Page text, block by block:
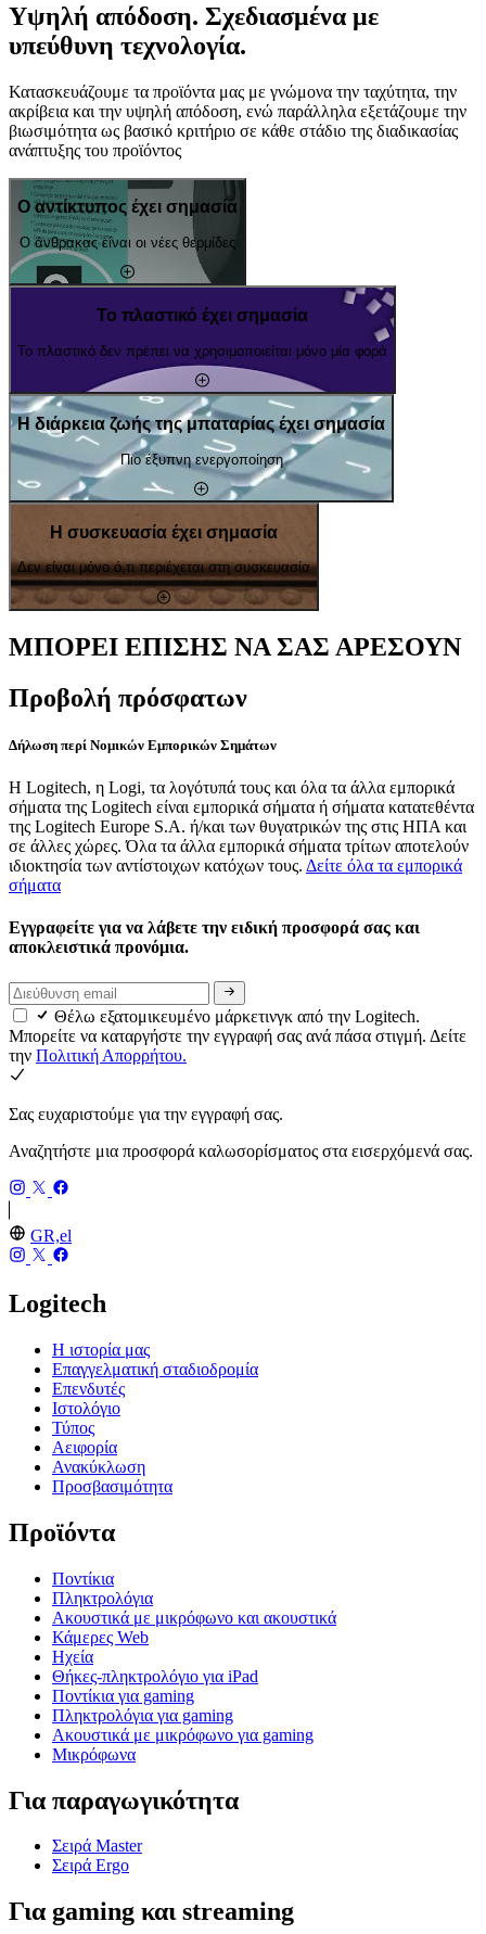
Υψηλή απόδοση. Σχεδιασμένα με
υπεύθυνη τεχνολογία.
Κατασκευάζουμε τα προϊόντα μας με γνώμονα την ταχύτητα, την
ακρίβεια και την υψηλή απόδοση, ενώ παράλληλα εξετάζουμε την
βιωσιμότητα ως βασικό κριτήριο σε κάθε στάδιο της διαδικασίας
ανάπτυξης του προϊόντος
Ο αντίκτυπος έχει σημασία
Ο άνθρακας είναι οι νέες θερμίδες
Το πλαστικό έχει σημασία
Το πλαστικό δεν πρέπει να χρησιμοποιείται μόνο μία φορά
Η διάρκεια ζωής της μπαταρίας έχει σημασία
Πιο έξυπνη ενεργοποίηση
Η συσκευασία έχει σημασία
Δεν είναι μόνο ό,τι περιέχεται στη συσκευασία
ΜΠΟΡΕΙ ΕΠΙΣΗΣ ΝΑ ΣΑΣ ΑΡΕΣΟΥΝ
Προβολή πρόσφατων
Δήλωση περί Νομικών Εμπορικών Σημάτων
Η Logitech, η Logi, τα λογότυπά τους και όλα τα άλλα εμπορικά
σήματα της Logitech είναι εμπορικά σήματα ή σήματα κατατεθέντα
της Logitech Europe S.A. ή/και των θυγατρικών της στις ΗΠΑ και
σε άλλες χώρες. Όλα τα άλλα εμπορικά σήματα τρίτων αποτελούν
ιδιοκτησία των αντίστοιχων κατόχων τους. Δείτε όλα τα εμπορικά
σήματα
Εγγραφείτε για να λάβετε την ειδική προσφορά σας και
αποκλειστικά προνόμια.
Θέλω εξατομικευμένο μάρκετινγκ από την Logitech.
Μπορείτε να καταργήστε την εγγραφή σας ανά πάσα στιγμή. Δείτε
την Πολιτική Απορρήτου.
Σας ευχαριστούμε για την εγγραφή σας.
Αναζητήστε μια προσφορά καλωσορίσματος στα εισερχόμενά σας.
GR,el
Logitech
Η ιστορία μας
Επαγγελματική σταδιοδρομία
Επενδυτές
Ιστολόγιο
Τύπος
Αειφορία
Ανακύκλωση
Προσβασιμότητα
Προϊόντα
Ποντίκια
Πληκτρολόγια
Ακουστικά με μικρόφωνο και ακουστικά
Κάμερες Web
Ηχεία
Θήκες-πληκτρολόγιο για iPad
Ποντίκια για gaming
Πληκτρολόγια για gaming
Ακουστικά με μικρόφωνο για gaming
Μικρόφωνα
Για παραγωγικότητα
Σειρά Master
Σειρά Ergo
Για gaming και streaming